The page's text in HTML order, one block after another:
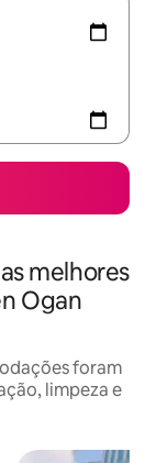
melhores
Ogan
foram
limpeza e